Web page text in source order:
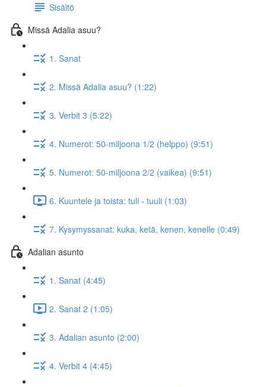
Sisältö
Missä Adalia asuu?
1. Sanat
2. Missä Adalia asuu? (1:22)
3. Verbit 3 (5:22)
4. Numerot: 50-miljoona 1/2 (helppo) (9:51)
5. Numerot: 50-miljoona 2/2 (vaikea) (9:51)
6. Kuuntele ja toista: tuli - tuuli (1:03)
7. Kysymyssanat: kuka, ketä, kenen, kenelle (0:49)
Adalian asunto
1. Sanat (4:45)
2. Sanat 2 (1:05)
3. Adalian asunto (2:00)
4. Verbit 4 (4:45)